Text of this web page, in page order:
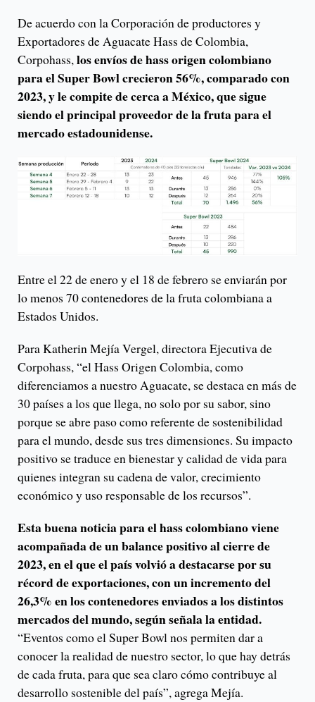
De acuerdo con la Corporación de productores y
Exportadores de Aguacate Hass de Colombia,
Corpohass, los envíos de hass origen colombiano
para el Super Bowl crecieron 56%, comparado con
2023, y le compite de cerca a México, que sigue
siendo el principal proveedor de la fruta para el
mercado estadounidense.
Entre el 22 de enero y el 18 de febrero se enviarán por
lo menos 70 contenedores de la fruta colombiana a
Estados Unidos.
Para Katherin Mejía Vergel, directora Ejecutiva de
Corpohass, “el Hass Origen Colombia, como
diferenciamos a nuestro Aguacate, se destaca en más de
30 países a los que llega, no solo por su sabor, sino
porque se abre paso como referente de sostenibilidad
para el mundo, desde sus tres dimensiones. Su impacto
positivo se traduce en bienestar y calidad de vida para
quienes integran su cadena de valor, crecimiento
económico y uso responsable de los recursos”.
Esta buena noticia para el hass colombiano viene
acompañada de un balance positivo al cierre de
2023, en el que el país volvió a destacarse por su
récord de exportaciones, con un incremento del
26,3% en los contenedores enviados a los distintos
mercados del mundo, según señala la entidad.
“Eventos como el Super Bowl nos permiten dar a
conocer la realidad de nuestro sector, lo que hay detrás
de cada fruta, para que sea claro cómo contribuye al
desarrollo sostenible del país”, agrega Mejía.